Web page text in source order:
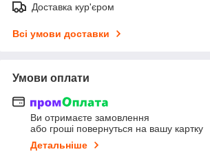
Доставка кур'єром
Всі умови доставки
Умови оплати
Ви отримаєте замовлення
або гроші повернуться на вашу картку
Детальніше